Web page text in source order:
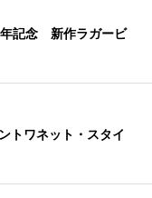
記念 新作ラガービ
トワネット・スタイ